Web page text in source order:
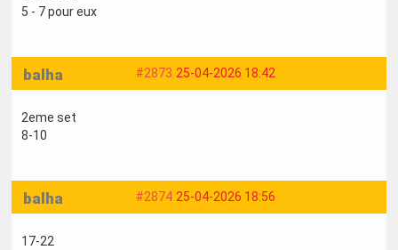
5 - 7 pour eux
#2873 25-04-2026 18:42
balha
2eme set
8-10
#2874 25-04-2026 18:56
balha
17-22